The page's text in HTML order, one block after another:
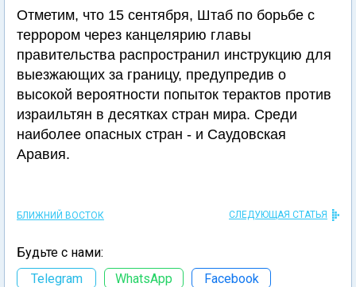
Отметим, что 15 сентября, Штаб по борьбе с
террором через канцелярию главы
правительства распространил инструкцию для
выезжающих за границу, предупредив о
высокой вероятности попыток терактов против
израильтян в десятках стран мира. Среди
наиболее опасных стран - и Саудовская
Аравия.
БЛИЖНИЙ ВОСТОК СЛЕДУЮЩАЯ СТАТЬЯ
Будьте с нами:
Telegram
WhatsApp Facebook